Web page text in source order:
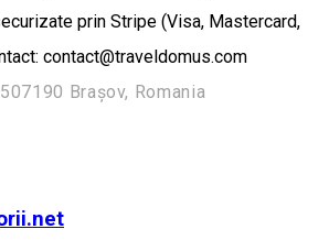
prin Stripe (Visa, Mastercard,
contact@traveldomus.com
Brașov, Romania